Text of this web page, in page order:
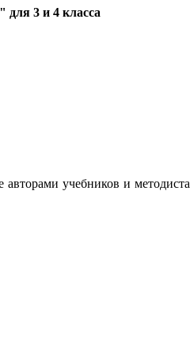
3 и 4 класса
учебников и